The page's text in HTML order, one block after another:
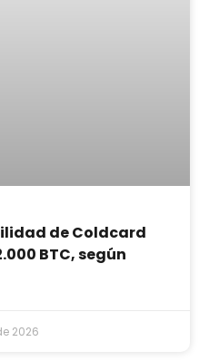
de Coldcard
BTC, según
2026